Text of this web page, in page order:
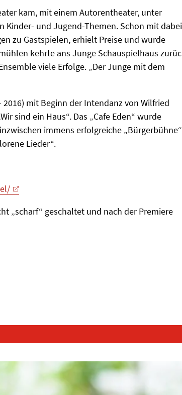
kam, mit einem Autorentheater, unter
und Jugend-Themen. Schon mit
zu Gastspielen, erhielt Preise und wurde
kehrte ans Junge Schauspielhaus
viele Erfolge. „Der Junge mit dem
mit Beginn der Intendanz von Wilfried
sind ein Haus“. Das „Cafe Eden“ wurde
immens erfolgreiche „Bürgerbühne“
Lieder“.
„scharf“ geschaltet und nach der Premiere